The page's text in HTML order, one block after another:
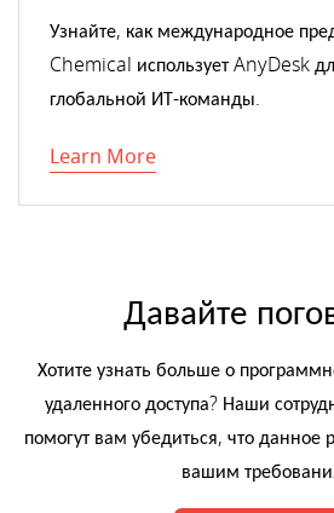
Узнайте, как международное
Chemical использует AnyDesk
глобальной ИТ-команды.
Learn More
Давайте
Хотите узнать больше о
удаленного доступа? Наши
помогут вам убедиться, что данное
вашим